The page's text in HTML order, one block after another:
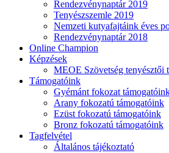
Rendezvénynaptár 2019
Tenyészszemle 2019
Nemzeti kutyafajtáink éves
Rendezvénynaptár 2018
Online Champion
Képzések
MEOE Szövetség tenyésztői
Támogatóink
Gyémánt fokozat
Arany fokozatú támogatóink
Ezüst fokozatú támogatóink
Bronz fokozatú támogatóink
Tagfelvétel
Általános tájékoztató